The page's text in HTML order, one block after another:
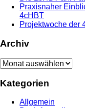
Praxisnaher
4cHBT
Projektwoche der
Archiv
Archiv
Kategorien
Allgemein